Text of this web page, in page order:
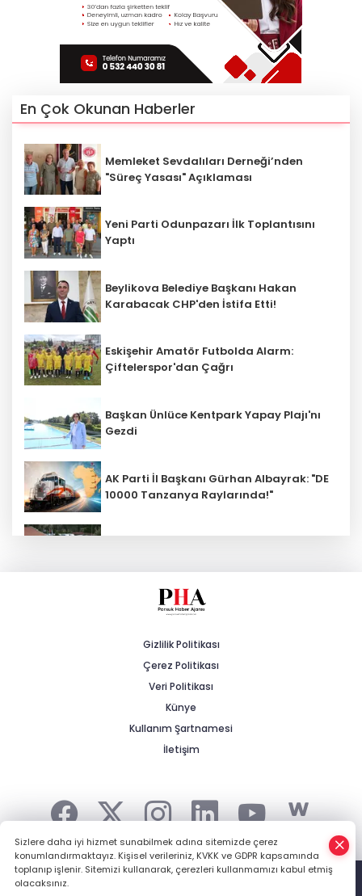
En Çok Okunan Haberler
Memleket Sevdalıları Derneği’nden
"Süreç Yasası" Açıklaması
Yeni Parti Odunpazarı İlk Toplantısını
Yaptı
Beylikova Belediye Başkanı Hakan
Karabacak CHP'den İstifa Etti!
Eskişehir Amatör Futbolda Alarm:
Çiftelerspor'dan Çağrı
Başkan Ünlüce Kentpark Yapay Plajı'nı
Gezdi
AK Parti İl Başkanı Gürhan Albayrak: "DE
10000 Tanzanya Raylarında!"
Eskişehirspor'da Lig Hazırlıkları Devam
Prof. Dr. Ayşen Gürcan’dan 25. Yıl ve
Türkiye Yüzyılı Vurgusu
Yeni Partili Çakırözer’in TBMM’deki İlk
Önergesi Gazeteciler İçin
Gizlilik Politikası
Çerez Politikası
Veri Politikası
Künye
Kullanım Şartnamesi
İletişim
Şehrin Haberi, Kırsalın Gündemi... - HABER YAZILIMIve
TURKTICARET.NET projesidir Copyright© 2006-2026 Tüm hakları
Sizlere daha iyi hizmet sunabilmek adına sitemizde çerez
konumlandırmaktayız. Kişisel verileriniz, KVKK ve GDPR kapsamında
toplanıp işlenir. Sitemizi kullanarak, çerezleri kullanmamızı kabul etmiş
olacaksınız.